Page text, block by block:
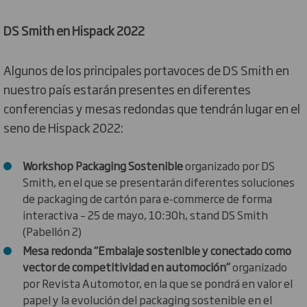
DS Smith en Hispack 2022
Algunos de los principales portavoces de DS Smith en
nuestro país estarán presentes en diferentes
conferencias y mesas redondas que tendrán lugar en el
seno de Hispack 2022:
Workshop Packaging Sostenibleorganizado por DS
Smith, en el que se presentarán diferentes soluciones
de packaging de cartón para e-commerce de forma
interactiva – 25 de mayo, 10:30h, stand DS Smith
(Pabellón 2)
Mesa redonda “Embalaje sostenible y conectado como
vector de competitividad en automoción”organizado
por Revista Automotor, en la que se pondrá en valor el
papel y la evolución del packaging sostenible en el